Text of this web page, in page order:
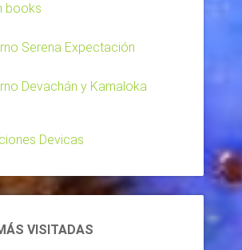
books
Serena Expectación
Devachán y Kamaloka
Devicas
VISITADAS